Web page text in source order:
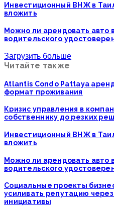
Инвестиционный ВНЖ в
вложить
Можно ли арендовать авто
водительского
Загрузить больше
Читайте также
Atlantis Condo Pattaya
формат проживания
Кризис управления в
собственнику до резких
Инвестиционный ВНЖ в
вложить
Можно ли арендовать авто
водительского
Социальные проекты
усиливать репутацию
инициативы